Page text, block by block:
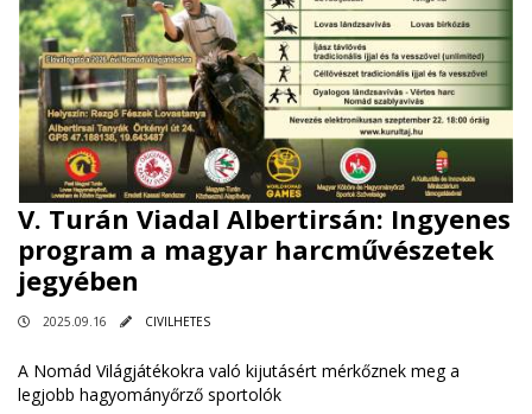
V. Turán Viadal Albertirsán: Ingyenes
program a magyar harcművészetek
jegyében
2025.09.16 CIVILHETES
A Nomád Világjátékokra való kijutásért mérkőznek meg a
legjobb hagyományőrző sportolók